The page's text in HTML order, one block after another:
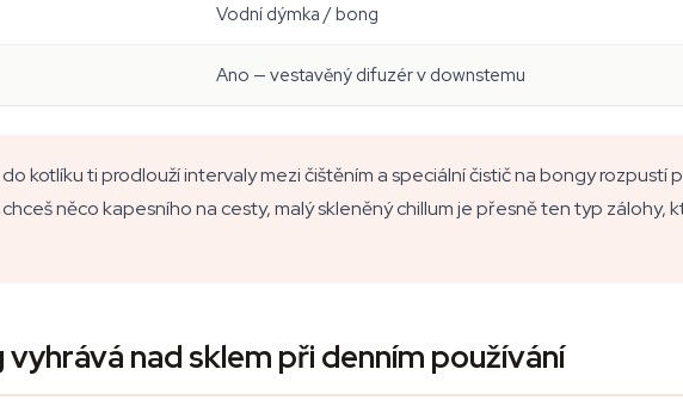
Vodní dýmka / bong
Ano — vestavěný difuzér v downstemu
kotlíku ti prodlouží intervaly mezi čištěním a speciální čistič na bongy rozpustí
něco kapesního na cesty, malý skleněný chillum je přesně ten typ
nad sklem při denním používání